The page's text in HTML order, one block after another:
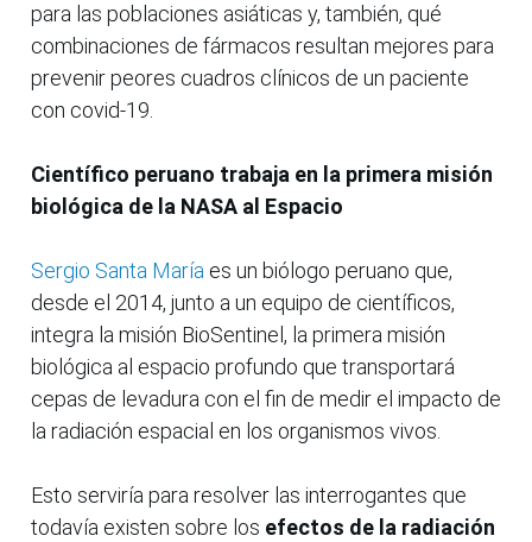
para las poblaciones asiáticas y, también, qué
combinaciones de fármacos resultan mejores para
prevenir peores cuadros clínicos de un paciente
con covid-19.
Científico peruano trabaja en la primera misión
biológica de la NASA al Espacio
Sergio Santa María es un biólogo peruano que,
desde el 2014, junto a un equipo de científicos,
integra la misión BioSentinel, la primera misión
biológica al espacio profundo que transportará
cepas de levadura con el fin de medir el impacto de
la radiación espacial en los organismos vivos.
Esto serviría para resolver las interrogantes que
todavía existen sobre los efectos de la radiación